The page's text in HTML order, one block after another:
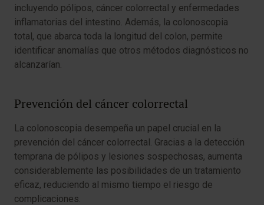
incluyendo pólipos, cáncer colorrectal y enfermedades
inflamatorias del intestino. Además, la colonoscopia
total, que abarca toda la longitud del colon, permite
identificar anomalías que otros métodos diagnósticos no
alcanzarían.
Prevención del cáncer colorrectal
La colonoscopia desempeña un papel crucial en la
prevención del cáncer colorrectal. Gracias a la detección
temprana de pólipos y lesiones sospechosas, aumenta
considerablemente las posibilidades de un tratamiento
eficaz, reduciendo al mismo tiempo el riesgo de
complicaciones.